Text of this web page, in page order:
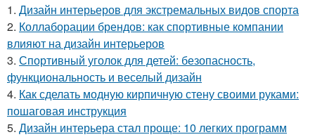
1. Дизайн интерьеров для экстремальных видов спорта
2. Коллаборации брендов: как спортивные компании
влияют на дизайн интерьеров
3. Спортивный уголок для детей: безопасность,
функциональность и веселый дизайн
4. Как сделать модную кирпичную стену своими руками:
пошаговая инструкция
5. Дизайн интерьера стал проще: 10 легких программ